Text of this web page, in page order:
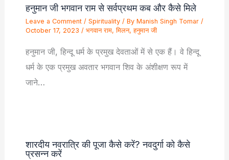
हनुमान जी भगवान राम से सर्वप्रथम कब और कैसे मिले
Leave a Comment / Spirituality/ By Manish Singh Tomar /
October 17, 2023 / भगवान राम,मिलन,हनुमान जी
हनुमान जी, हिन्दू धर्म के प्रमुख देवताओं में से एक हैं। वे हिन्दू
धर्म के एक प्रमुख अवतार भगवान शिव के अंशीक्षण रूप में
जाने…
शारदीय नवरात्रि की पूजा कैसे करें? नवदुर्गा को कैसे
प्रसन्न करें